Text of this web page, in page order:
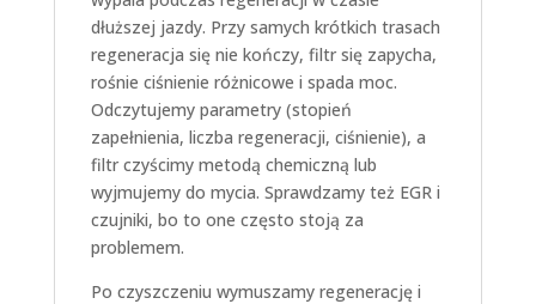
dłuższej jazdy. Przy samych krótkich trasach
regeneracja się nie kończy, filtr się zapycha,
rośnie ciśnienie różnicowe i spada moc.
Odczytujemy parametry (stopień
zapełnienia, liczba regeneracji, ciśnienie), a
filtr czyścimy metodą chemiczną lub
wyjmujemy do mycia. Sprawdzamy też EGR i
czujniki, bo to one często stoją za
problemem.
Po czyszczeniu wymuszamy regenerację i